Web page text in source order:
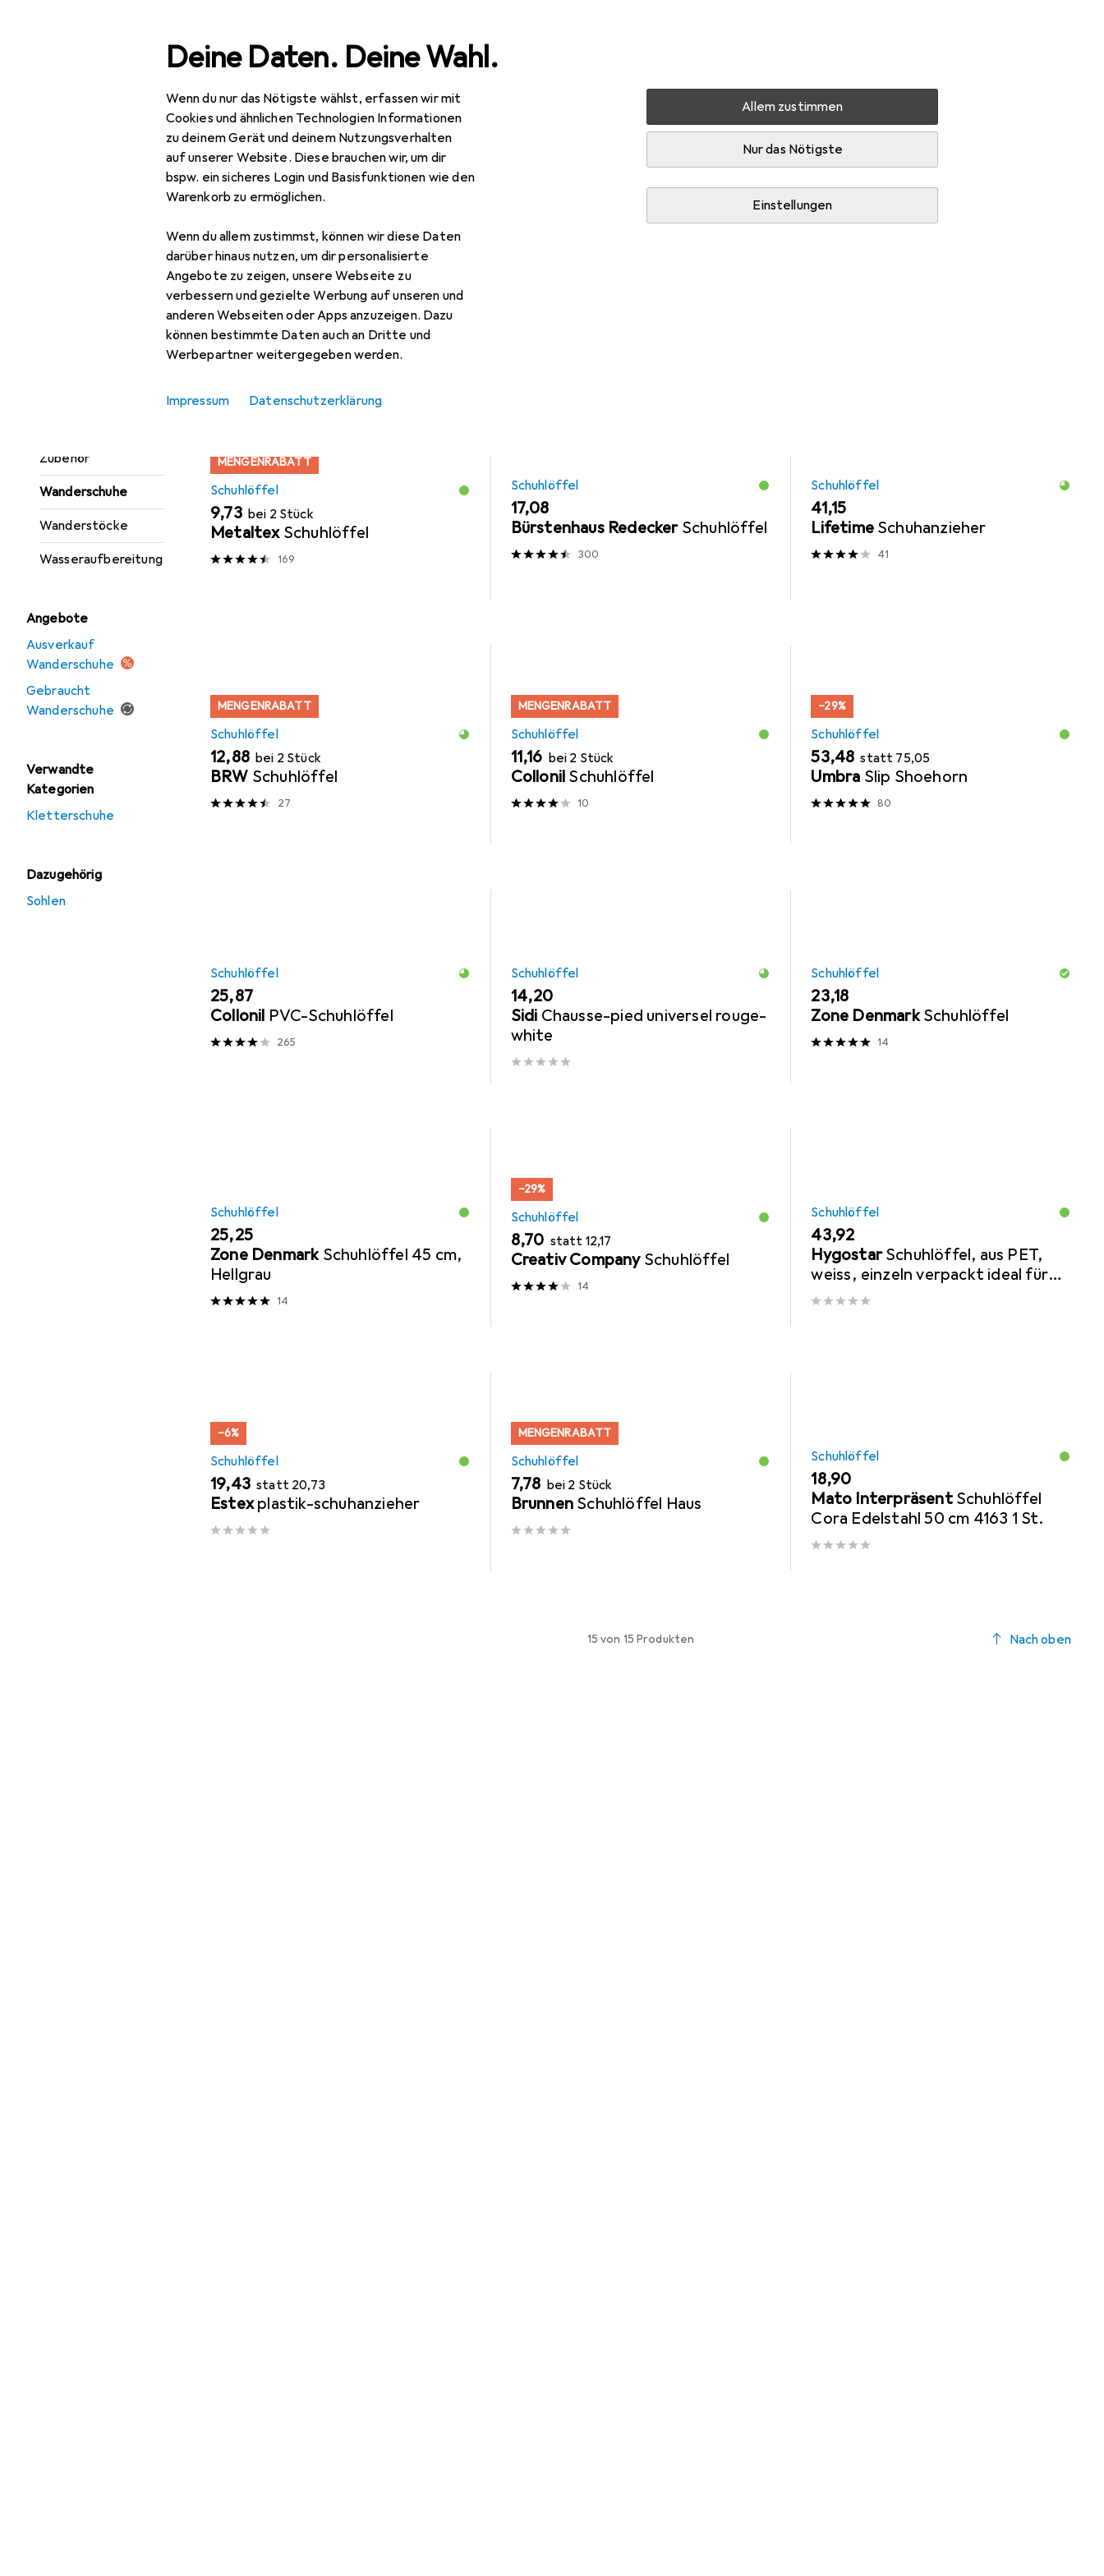
Deine Daten. Deine Wahl.
Wenn du nur das Nötigste wählst, erfassen wir mit
Cookies und ähnlichen Technologien Informationen
zu deinem Gerät und deinem Nutzungsverhalten
auf unserer Website. Diese brauchen wir, um dir
bspw. ein sicheres Login und Basisfunktionen wie den
Warenkorb zu ermöglichen.
Wenn du allem zustimmst, können wir diese Daten
darüber hinaus nutzen, um dir personalisierte
Angebote zu zeigen, unsere Webseite zu
verbessern und gezielte Werbung auf unseren und
anderen Webseiten oder Apps anzuzeigen. Dazu
können bestimmte Daten auch an Dritte und
Werbepartner weitergegeben werden.
Allem zustimmen
Nur das Nötigste
Einstellungen
Impressum Datenschutzerklärung
Navigation nach Kategorien
Zubehör
Wanderschuhe
Wanderstöcke
Wasseraufbereitung
Angebote
Ausverkauf
Wanderschuhe
Gebraucht
Wanderschuhe
Verwandte
Kategorien
Kletterschuhe
Dazugehörig
Sohlen
Gesamtsortiment Sport Outdoor Brütting Sportschuhe Zubehör
EUR
69,95
BrüttingSportschuhe
Zubehör für Brütting Sportschuhe
Hier findest du passendes Zubehör zum Produkt Brütting Sportschuhe aus der Kategorie Schuhlöffel.
Sortieren nach
Relevanz
MENGENRABATT
Schuhlöffel
EUR
9,73 bei 2 Stück
Metaltex Schuhlöffel
169
Schuhlöffel
EUR
17,08
Bürstenhaus Redecker Schuhlöffel
300
Schuhlöffel
EUR
41,15
Lifetime Schuhanzieher
41
MENGENRABATT
Schuhlöffel
EUR
12,88 bei 2 Stück
BRW Schuhlöffel
27
MENGENRABATT
Schuhlöffel
EUR
11,16 bei 2 Stück
Collonil Schuhlöffel
10
−29%
Schuhlöffel
EUR
53,48 statt EUR
75,05
Umbra Slip Shoehorn
80
Schuhlöffel
EUR
25,87
Collonil PVC-Schuhlöffel
265
Schuhlöffel
EUR
14,20
Sidi Chausse-pied universel rouge-
white
Schuhlöffel
EUR
23,18
Zone Denmark Schuhlöffel
14
Schuhlöffel
EUR
25,25
Zone Denmark Schuhlöffel 45 cm,
Hellgrau
14
−29%
Schuhlöffel
EUR
8,70 statt EUR
12,17
Creativ Company Schuhlöffel
14
Schuhlöffel
EUR
43,92
Hygostar Schuhlöffel, aus PET,
weiss, einzeln verpackt ideal für
Hotels, ergonomische Form für
−6%
Schuhlöffel
EUR
19,43 statt EUR
20,73
Estex plastik-schuhanzieher
MENGENRABATT
Schuhlöffel
EUR
7,78 bei 2 Stück
Brunnen Schuhlöffel Haus
Schuhlöffel
EUR
18,90
Mato Interpräsent Schuhlöffel
Cora Edelstahl 50 cm 4163 1 St.
15 von 15 Produkten Nach oben